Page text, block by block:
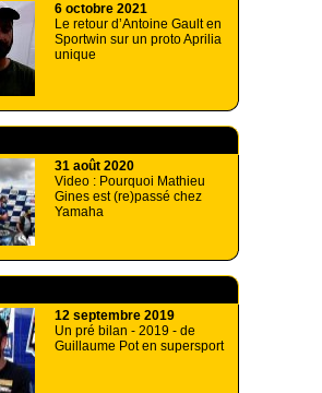
6 octobre 2021
Le retour d’Antoine Gault en
Sportwin sur un proto Aprilia
unique
31 août 2020
Video : Pourquoi Mathieu
Gines est (re)passé chez
Yamaha
12 septembre 2019
Un pré bilan - 2019 - de
Guillaume Pot en supersport